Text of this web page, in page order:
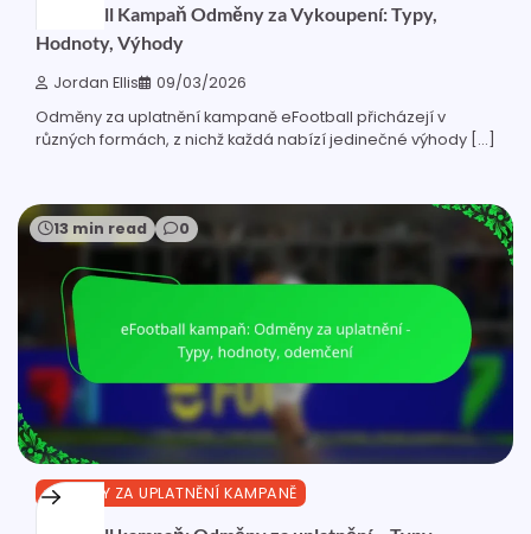
eFootball Kampaň Odměny za Vykoupení: Typy,
Hodnoty, Výhody
Jordan Ellis 09/03/2026
Odměny za uplatnění kampaně eFootball přicházejí v
různých formách, z nichž každá nabízí jedinečné výhody […]
13 min read 0
ODMĚNY ZA UPLATNĚNÍ KAMPANĚ